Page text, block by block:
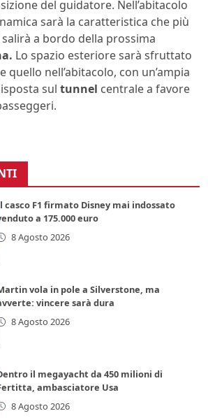
del guidatore. Nell’abitacolo
sarà la caratteristica che più
a bordo della prossima
Lo spazio esteriore sarà sfruttato
quello nell’abitacolo, con un’ampia
sul tunnel centrale a favore
casco F1 firmato Disney mai indossato
a 175.000 euro
8 Agosto 2026
vola in pole a Silverstone, ma
vincere sarà dura
8 Agosto 2026
il megayacht da 450 milioni di
ambasciatore Usa
8 Agosto 2026